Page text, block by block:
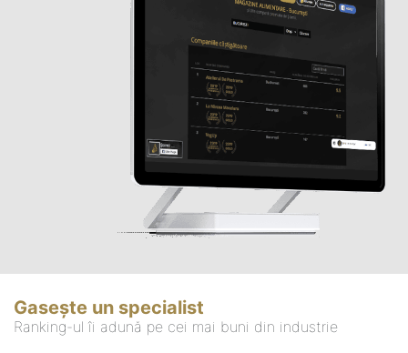
Gasește un specialist
Ranking-ul îi adună pe cei mai buni din industrie